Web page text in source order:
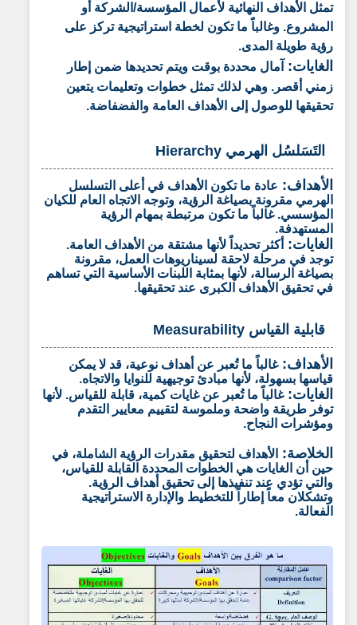
تمثل الأهداف النهائية لأعمال المؤسسة/الشركة أو
المشروع. وغالباً ما تكون لخطة استراتيجية تركز على
رؤية طويلة المدى.
الغايات:
آمال محددة بوقت ويتم تحديدها ضمن إطار
زمني أقصر. وهي لذلك تمثل خطوات وتعليمات يتعين
تحقيقها للوصول إلى الأهداف العامة والفضفاضة.
التَسَلسُل الهرمي Hierarchy
الأهداف: عادة ما تكون الأهداف في أعلى التسلسل
الهرمي مقرونة بصياغة الرؤية، وتوجه الاتجاه العام للكيان
المؤسسي. غالباً ما تكون مرتبطة بمهام الرؤية
المستهدفة.
الغايات:أكثر تحديداً لأنها مشتقة من الأهداف العامة.
توجد في مرحلة لاحقة لسيناريوهات العمل، مقرونة
بصياغة الرسالة، لأنها بمثابة اللبنات الأساسية التي تساهم
في تحقيق الأهداف الكبرى عند تحقيقها.
قابلية القياس Measurability
الأهداف:غالباً ما تُعبر عن أهداف نوعية، قد لا يمكن
قياسها بسهولة، لأنها مبادئ توجيهية للنوايا والاتجاه.
الغايات:غالباً ما تُعبر عن غايات كمية، قابلة للقياس. لأنها
توفر طريقة واضحة وملموسة لتقييم معايير التقدم
ومؤشرات النجاح.
الخلاصة: الأهداف لتحقيق مقدرات الرؤية الشاملة، في
حين أن الغايات هي الخطوات المحددة القابلة للقياس،
والتي تؤدي عند تنفيذها إلى تحقيق أهداف الرؤية.
وتشكلان معاً إطاراً للتخطيط والإدارة الاستراتيجية
الفعالة.